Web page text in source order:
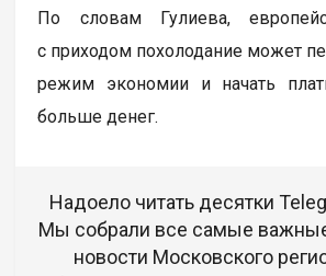
По словам Гулиева,
с приходом похолодание может
режим экономии и начать
больше денег.
Надоело читать десятки
Мы собрали все самые
новости Московского